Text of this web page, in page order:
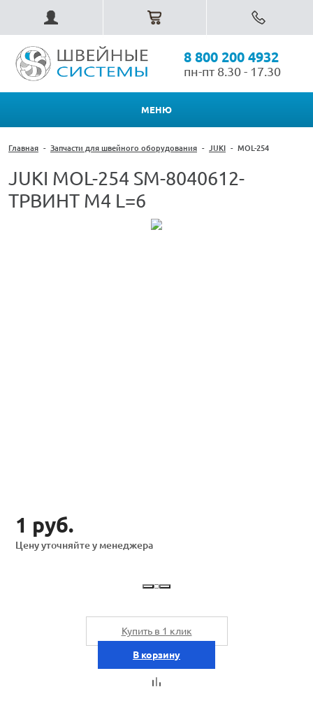
8 800 200 4932
пн-пт 8.30 - 17.30
МЕНЮ
Главная - Запчасти для швейного оборудования - JUKI - MOL-254
JUKI MOL-254 SM-8040612-
TPВИНТ M4 L=6
1 руб.
Цену уточняйте у менеджера
Купить в 1 клик
В корзину